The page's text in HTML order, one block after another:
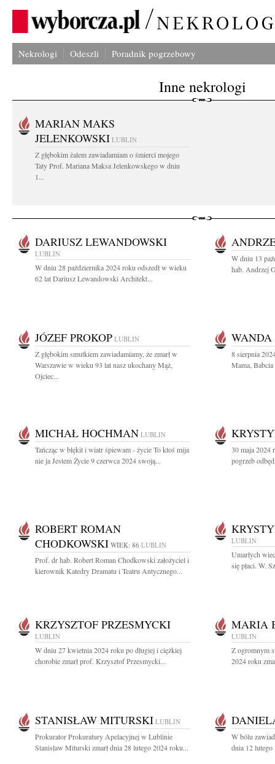
Nekrologi Odeszli Poradnik pogrzebowy
Inne nekrologi
MARIAN MAKS
JELENKOWSKI LUBLIN
Z głębokim żalem zawiadamiam o śmierci mojego
Taty Prof. Mariana Maksa Jelenkowskego w dniu
1...
DARIUSZ LEWANDOWSKI
LUBLIN
W dniu 28 października 2024 roku odszedł w wieku
62 lat Dariusz Lewandowski Architekt...
W dniu 13
hab. Andrzej
JÓZEF PROKOP LUBLIN
Z głębokim smutkiem zawiadamiamy, że zmarł w
Warszawie w wieku 93 lat nasz ukochany Mąż,
Ojciec...
WANDA
8 sierpnia
Mama,
MICHAŁ HOCHMAN LUBLIN
Tańcząc w błękit i wiatr śpiewam - życie To ktoś mija
nie ja Jestem Życie 9 czerwca 2024 swoją...
30 maja 2024
pogrzeb
ROBERT ROMAN
CHODKOWSKI WIEK: 86 LUBLIN
Prof. dr hab. Robert Roman Chodkowski założyciel i
kierownik Katedry Dramatu i Teatru Antycznego...
LUBLIN
Umarłych
się płaci. W.
KRZYSZTOF PRZESMYCKI
LUBLIN
W dniu 27 kwietnia 2024 roku po długiej i ciężkiej
chorobie zmarł prof. Krzysztof Przesmycki...
MARIA
LUBLIN
Z ogromnym
2024 roku
STANISŁAW MITURSKI LUBLIN
Prokurator Prokuratury Apelacyjnej w Lublinie
Stanisław Miturski zmarł dnia 28 lutego 2024 roku...
W bólu
dnia 12